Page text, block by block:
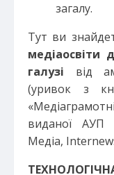
загалу.
Тут ви
медіаосвіти
галузі від
(уривок з
виданої АУП
Медіа,